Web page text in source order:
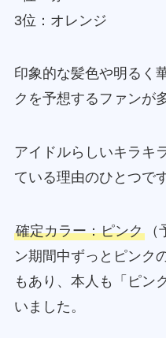
3位：オレンジ
印象的な髪色や明るく
クを予想するファンが
アイドルらしいキラキ
ている理由のひとつです
確定カラー：ピンク（
ン期間中ずっとピンク
もあり、本人も「ピン
いました。